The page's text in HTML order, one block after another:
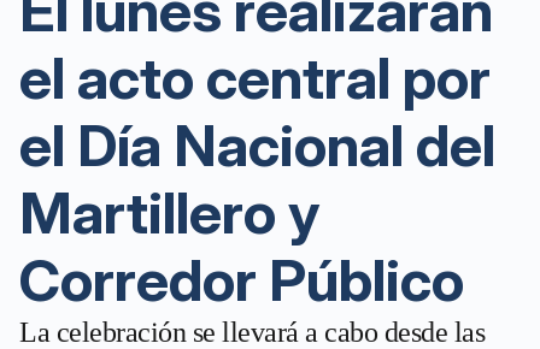
el acto central por
el Día Nacional del
Martillero y
Corredor Público
La celebración se llevará a cabo desde las